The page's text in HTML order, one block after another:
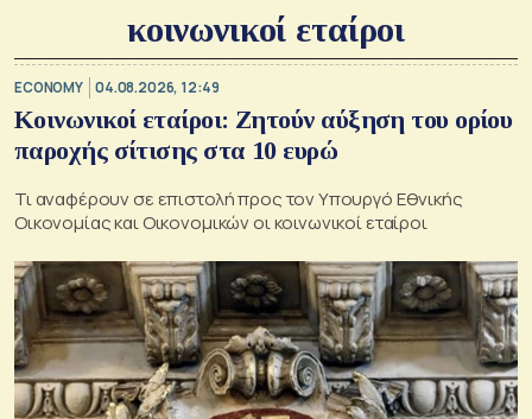
κοινωνικοί εταίροι
ECONOMY 04.08.2026, 12:49
Κοινωνικοί εταίροι: Ζητούν αύξηση του ορίου
παροχής σίτισης στα 10 ευρώ
Τι αναφέρουν σε επιστολή προς τον Υπουργό Εθνικής
Οικονομίας και Οικονομικών οι κοινωνικοί εταίροι